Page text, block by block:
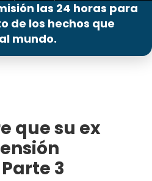
las 24 horas para
de los hechos que
mundo.
que su ex
3